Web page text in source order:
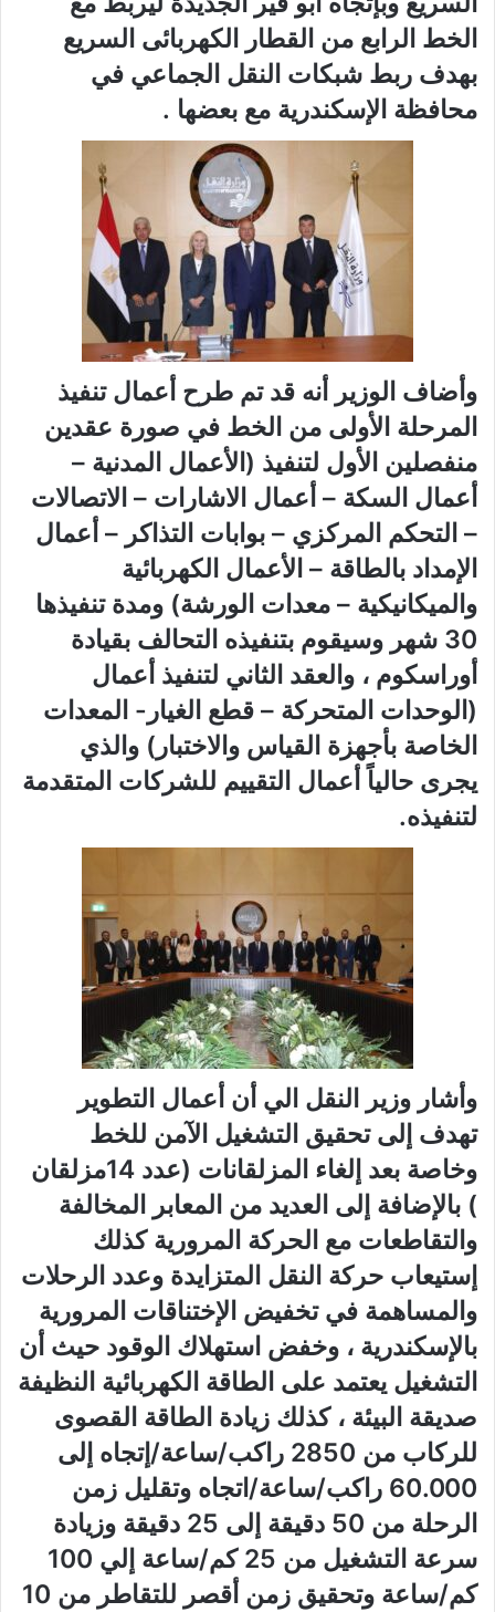
الخط الرابع من القطار الكهربائى السريع
بهدف ربط شبكات النقل الجماعي في
محافظة الإسكندرية مع بعضها .
وأضاف الوزير أنه قد تم طرح أعمال تنفيذ
المرحلة الأولى من الخط في صورة عقدين
منفصلين الأول لتنفيذ (الأعمال المدنية –
أعمال السكة – أعمال الاشارات – الاتصالات
– التحكم المركزي – بوابات التذاكر – أعمال
الإمداد بالطاقة – الأعمال الكهربائية
والميكانيكية – معدات الورشة) ومدة تنفيذها
30 شهر وسيقوم بتنفيذه التحالف بقيادة
أوراسكوم ، والعقد الثاني لتنفيذ أعمال
(الوحدات المتحركة – قطع الغيار- المعدات
الخاصة بأجهزة القياس والاختبار) والذي
يجرى حالياً أعمال التقييم للشركات المتقدمة
لتنفيذه.
وأشار وزير النقل الي أن أعمال التطوير
تهدف إلى تحقيق التشغيل الآمن للخط
وخاصة بعد إلغاء المزلقانات (عدد 14مزلقان
) بالإضافة إلى العديد من المعابر المخالفة
والتقاطعات مع الحركة المرورية كذلك
إستيعاب حركة النقل المتزايدة وعدد الرحلات
والمساهمة في تخفيض الإختناقات المرورية
بالإسكندرية ، وخفض استهلاك الوقود حيث أن
التشغيل يعتمد على الطاقة الكهربائية النظيفة
صديقة البيئة ، كذلك زيادة الطاقة القصوى
للركاب من 2850 راكب/ساعة/إتجاه إلى
60.000 راكب/ساعة/اتجاه وتقليل زمن
الرحلة من 50 دقيقة إلى 25 دقيقة وزيادة
سرعة التشغيل من 25 كم/ساعة إلي 100
كم/ساعة وتحقيق زمن أقصر للتقاطر من 10